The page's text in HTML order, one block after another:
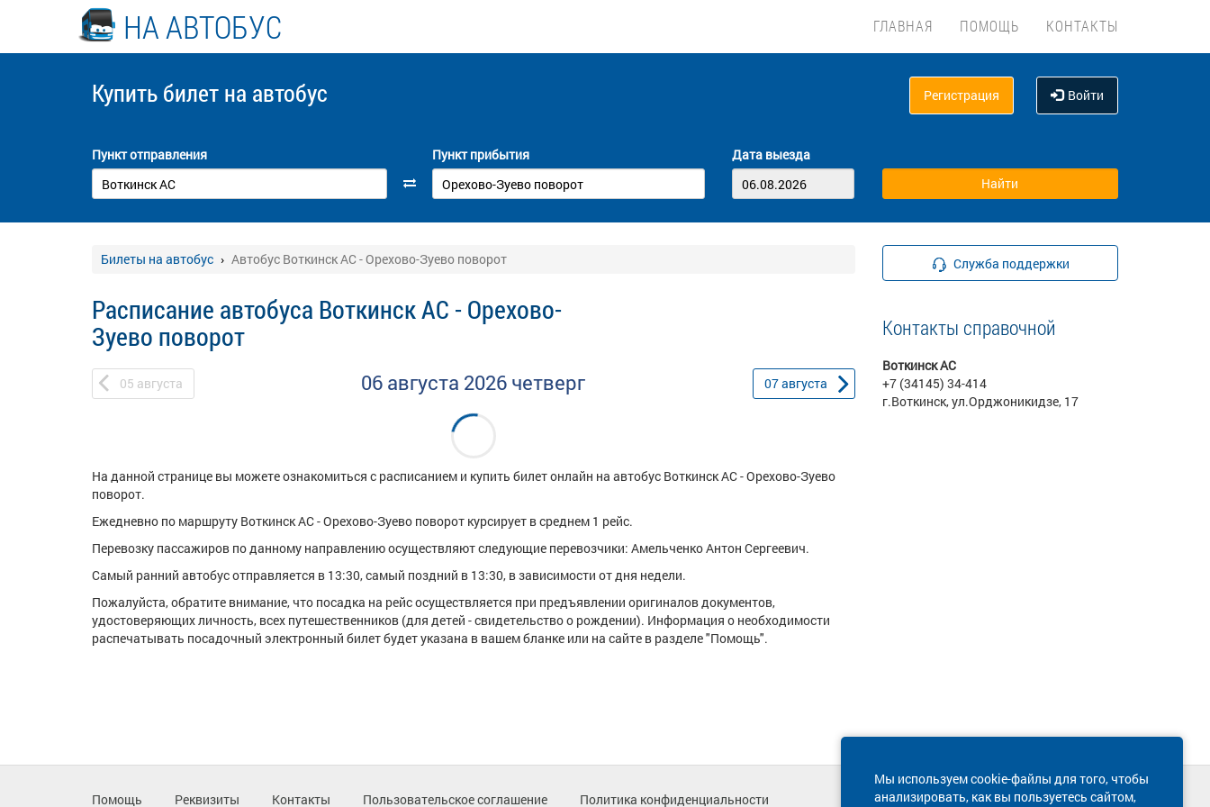
НА АВТОБУС ГЛАВНАЯ ПОМОЩЬ КОНТАКТЫ
Купить билет на автобус Регистрация Войти
Пункт отправления Пункт прибытия Дата выезда
Билеты на автобус Автобус Воткинск АС - Орехово-Зуево поворот
Расписание автобуса Воткинск АС - Орехово-
Зуево поворот
05 августа 06 августа 2026 четверг 07августа
На данной странице вы можете ознакомиться с расписанием и купить билет онлайн на автобус Воткинск АС - Орехово-Зуево
поворот.
Ежедневно по маршруту Воткинск АС - Орехово-Зуево поворот курсирует в среднем 1 рейс.
Перевозку пассажиров по данному направлению осуществляют следующие перевозчики: Амельченко Антон Сергеевич.
Самый ранний автобус отправляется в 13:30, самый поздний в 13:30, в зависимости от дня недели.
Пожалуйста, обратите внимание, что посадка на рейс осуществляется при предъявлении оригиналов документов,
удостоверяющих личность, всех путешественников (для детей - свидетельство о рождении). Информация о необходимости
распечатывать посадочный электронный билет будет указана в вашем бланке или на сайте в разделе "Помощь".
Служба поддержки
Контакты справочной
Воткинск АС
+7 (34145) 34-414
г.Воткинск, ул.Орджоникидзе, 17
Мы используем cookie-файлы для того, чтобы
анализировать, как вы пользуетесь сайтом,
Помощь Реквизиты Контакты Пользовательское соглашение Политика конфиденциальности Техническая поддержка сайта